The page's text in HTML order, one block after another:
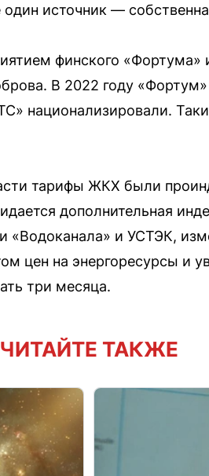
источник —
финского «Фортума»
В 2022 году
национализировали.
тарифы ЖКХ были
дополнительная
«Водоканала» и УСТЭК,
цен на энергоресурсы и
три месяца.
ЧИТАЙТЕ ТАКЖЕ